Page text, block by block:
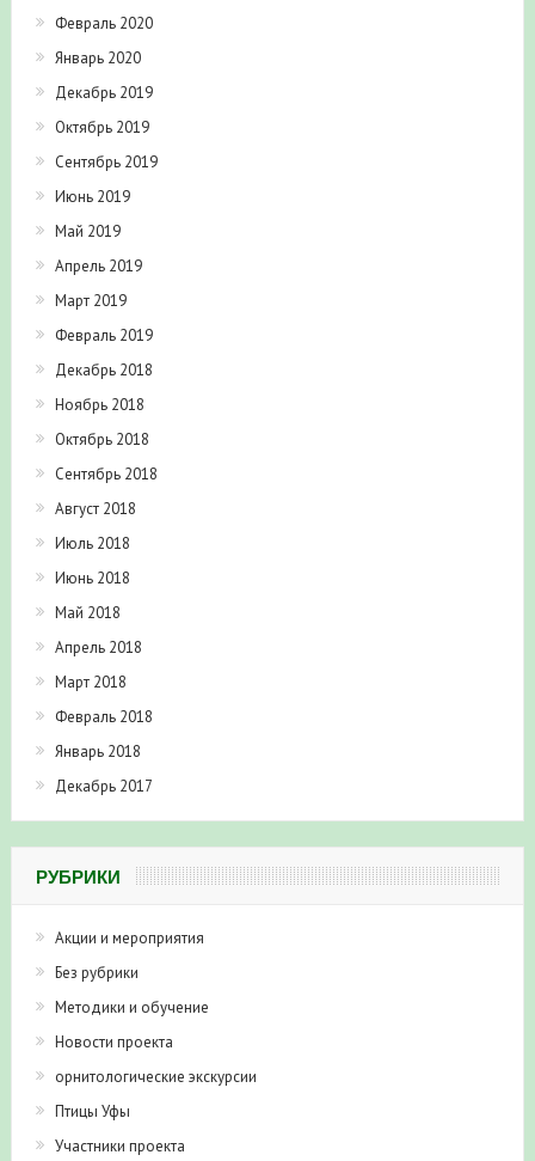
Февраль 2020
Январь 2020
Декабрь 2019
Октябрь 2019
Сентябрь 2019
Июнь 2019
Май 2019
Апрель 2019
Март 2019
Февраль 2019
Декабрь 2018
Ноябрь 2018
Октябрь 2018
Сентябрь 2018
Август 2018
Июль 2018
Июнь 2018
Май 2018
Апрель 2018
Март 2018
Февраль 2018
Январь 2018
Декабрь 2017
РУБРИКИ
Акции и мероприятия
Без рубрики
Методики и обучение
Новости проекта
орнитологические экскурсии
Птицы Уфы
Участники проекта